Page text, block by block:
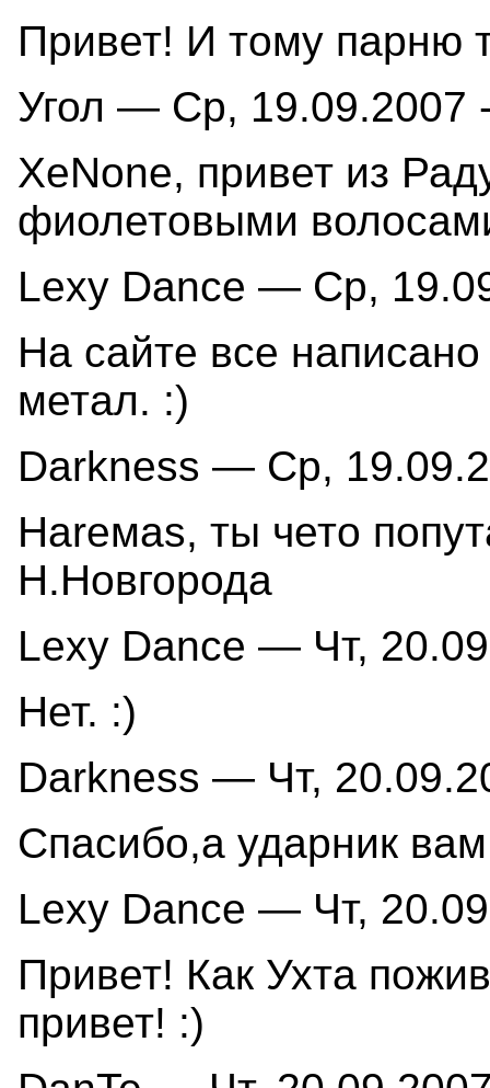
Привет! И тому парню
Угол — Ср, 19.09.2007
XeNonе, привет из
фиолетовыми
Lexy Dance — Ср,
На сайте все
метал. :)
Darkness — Ср,
Hаrемаs, ты чето
Н.Новгорода
Lexy Dance — Чт,
Нет. :)
Darkness — Чт,
Спасибо,а ударник
Lexy Dance — Чт,
Привет! Как Ухта
привет! :)